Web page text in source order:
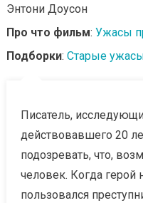
Энтони Доусон
Про что фильм: Ужасы
Подборки: Старые
Писатель,
действовавшего 20
подозревать, что,
человек. Когда герой
пользовался